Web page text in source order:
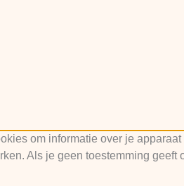
om informatie over je
Als je geen toestemming